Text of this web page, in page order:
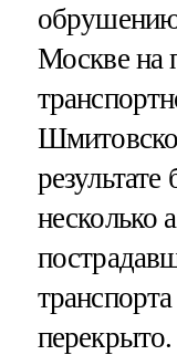
Москве на
несколько
перекрыто.